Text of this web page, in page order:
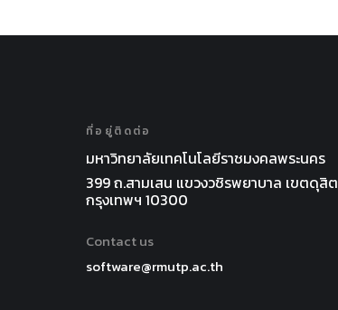
ที่อยู่ติดต่อ
มหาวิทยาลัยเทคโนโลยีราชมงคลพระนคร
399 ถ.สามเสน แขวงวชิรพยาบาล เขตดุสิต
กรุงเทพฯ 10300
Contact us
software@rmutp.ac.th